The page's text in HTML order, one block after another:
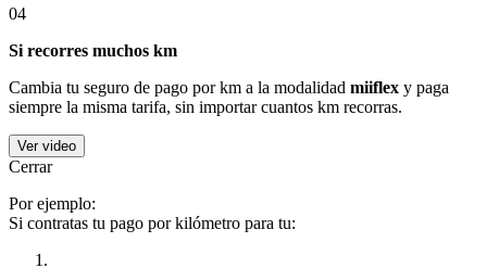
04
Si recorres muchos km
Cambia tu seguro de pago por km a la modalidad miiflex y paga
siempre la misma tarifa, sin importar cuantos km recorras.
Ver video
Cerrar
Por ejemplo:
Si contratas tu pago por kilómetro para tu: